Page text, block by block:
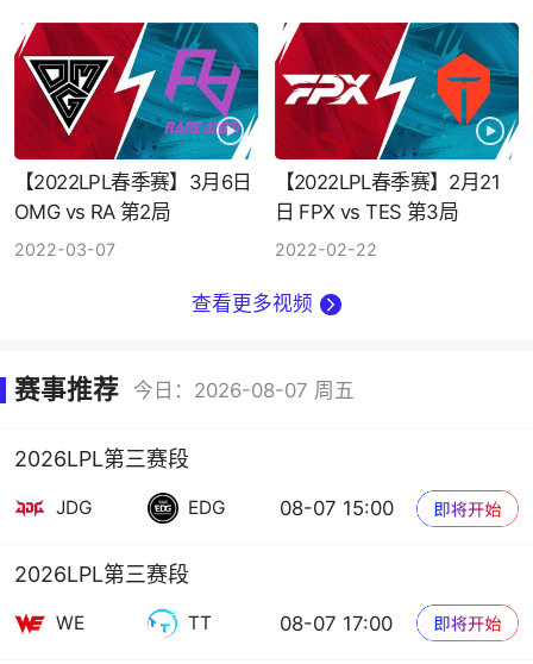
【2022LPL春季赛】3月6日
OMG vs RA 第2局
2022-03-07
【2022LPL春季赛】2月21
日 FPX vs TES 第3局
2022-02-22
查看更多视频
赛事推荐 今日：2026-08-07 周五
2026LPL第三赛段
JDG EDG 08-07 15:00
2026LPL第三赛段
WE TT 08-07 17:00